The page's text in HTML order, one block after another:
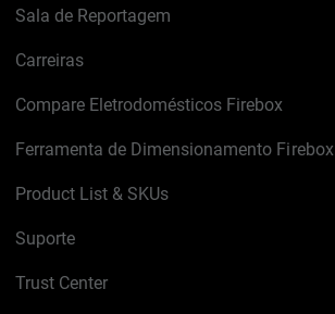
Sala de Reportagem
Carreiras
Compare Eletrodomésticos Firebox
Ferramenta de Dimensionamento Firebox
Product List & SKUs
Suporte
Trust Center